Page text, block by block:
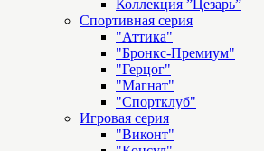
Коллекция ”Цезарь”
Спортивная серия
"Аттика"
"Бронкс-Премиум"
"Герцог"
"Магнат"
"Спортклуб"
Игровая серия
"Виконт"